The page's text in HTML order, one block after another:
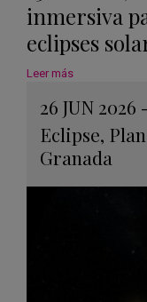
inmersiva
eclipses
Leer más
26 JUN 2026
Eclipse,
Granada